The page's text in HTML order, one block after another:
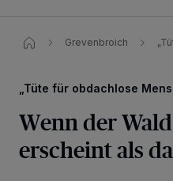
Grevenbroich
„Tüte für obdachlose
Wenn der
erscheint als